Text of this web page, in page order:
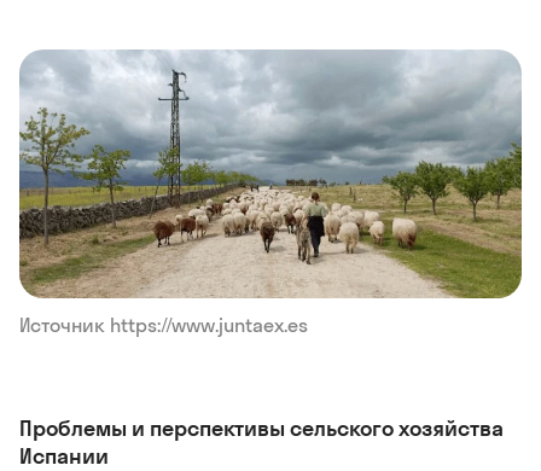
Источник https://www.juntaex.es
Проблемы и перспективы сельского хозяйства
Испании